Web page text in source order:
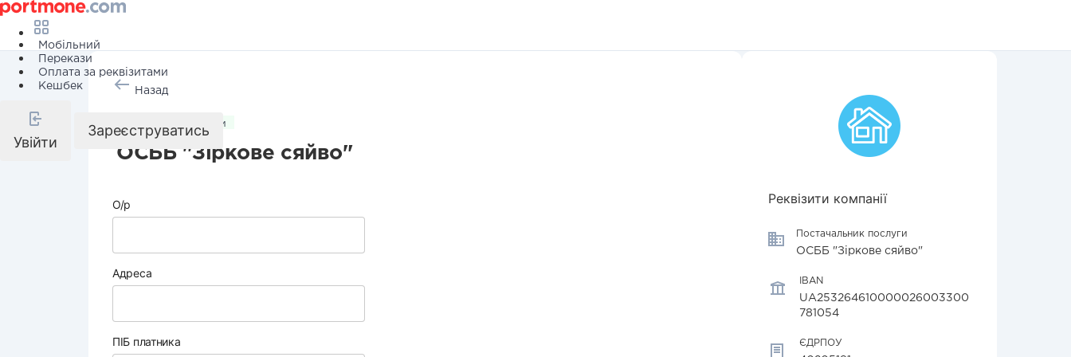
Мобільний
Перекази
Оплата за реквізитами
Кешбек
Увійти
Зареєструватись
Назад
Комунальні послуги
ОСББ "Зіркове сяйво"
О/р
Адреса
ПІБ платника
Реквізити компанії
Постачальник послуги
ОСББ "Зіркове сяйво"
IBAN
UA253264610000026003300
781054
ЄДРПОУ